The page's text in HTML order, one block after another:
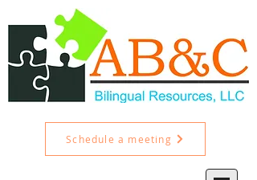
Schedule a meeting